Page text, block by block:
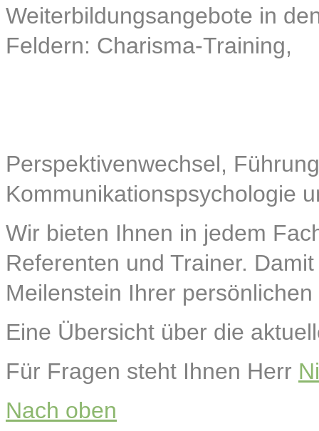
Weiterbildungsangebote in
Feldern: Charisma-Training,
Perspektivenwechsel,
Kommunikationspsychologie
Wir bieten Ihnen in jedem
Referenten und Trainer.
Meilenstein Ihrer
Eine Übersicht über die
Für Fragen steht Ihnen Herr
Nach oben